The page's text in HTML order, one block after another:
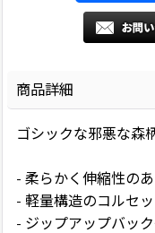
商品詳細
ゴシックな邪悪な森
- 柔らかく伸縮性の
- 軽量構造のコルセ
- ジップアップバッ